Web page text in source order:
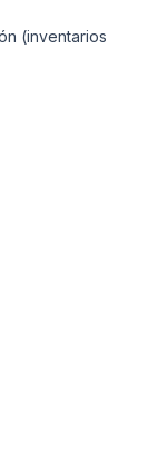
(inventarios